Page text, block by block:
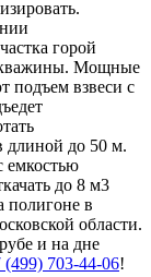
горой
Мощные
подъем взвеси с
длиной до 50 м.
емкостью
до 8 м3
полигоне в
области.
и на дне
(499) 703-44-06!